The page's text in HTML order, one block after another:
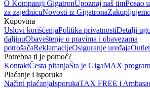
O Kompaniji GigatronUpoznaj naš timPosao
za zajednicuNovosti iz Gigatrona
Kupovina
Uslovi korišćenjaPolitika privatnostiDetalji
daljinuObaveštenje o pravima i obavezama
potrošačaReklamacijeOsiguranje uređaja
Potrebna ti je pomoć?
KontaktČesta pitanjaŠta je GigaMAX
Plaćanje i isporuka
Načini plaćanjaIsporukaTAX FREE i